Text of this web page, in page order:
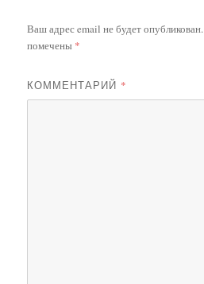
Ваш адрес email не будет опубликован.
помечены *
КОММЕНТАРИЙ *